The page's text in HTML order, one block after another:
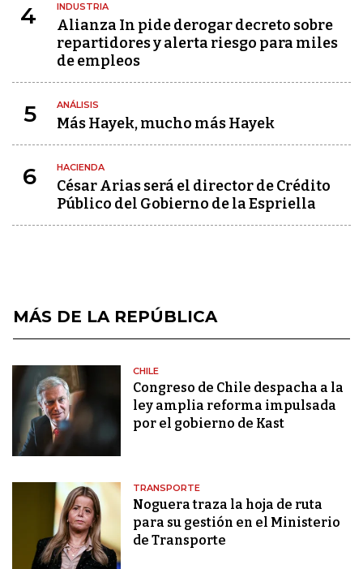
4 INDUSTRIA
Alianza In pide derogar decreto sobre
repartidores y alerta riesgo para miles
de empleos
5 ANÁLISIS
Más Hayek, mucho más Hayek
6 HACIENDA
César Arias será el director de Crédito
Público del Gobierno de la Espriella
MÁS DE LA REPÚBLICA
CHILE
Congreso de Chile despacha a la
ley amplia reforma impulsada
por el gobierno de Kast
TRANSPORTE
Noguera traza la hoja de ruta
para su gestión en el Ministerio
de Transporte